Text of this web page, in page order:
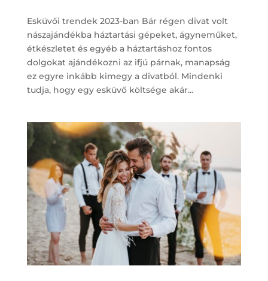
Esküvői trendek 2023-ban Bár régen divat volt
nászajándékba háztartási gépeket, ágyneműket,
étkészletet és egyéb a háztartáshoz fontos
dolgokat ajándékozni az ifjú párnak, manapság
ez egyre inkább kimegy a divatból. Mindenki
tudja, hogy egy esküvő költsége akár...